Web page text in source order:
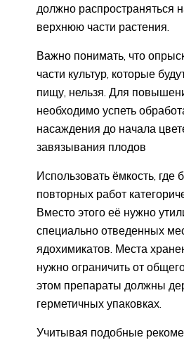
должно распространяться
верхнюю части растения.
Важно понимать, что
части культур, которые
пищу, нельзя. Для
необходимо успеть
насаждения до начала
завязывания плодов
Использовать ёмкость, где
повторных работ
Вместо этого её нужно
специально отведенных
ядохимикатов. Места
нужно ограничить от
этом препараты должны
герметичных упаковках.
Учитывая подобные